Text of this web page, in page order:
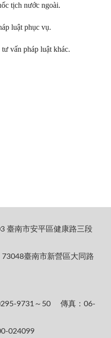
tịch nước ngoài.
luật phục vụ.
vấn pháp luật khác.
臺南市安平區健康路三段
臺南市新營區大同路
9731～50 傳真：06-
024099